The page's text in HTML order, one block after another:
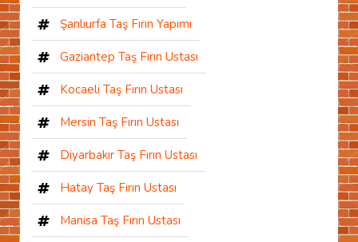
Şanlıurfa Taş Fırın Yapımı
Gaziantep Taş Fırın Ustası
Kocaeli Taş Fırın Ustası
Mersin Taş Fırın Ustası
Diyarbakır Taş Fırın Ustası
Hatay Taş Fırın Ustası
Manisa Taş Fırın Ustası